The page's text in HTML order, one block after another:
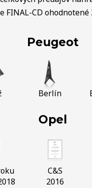
CD
Peugeot
Berlín
Opel
C&S
2016